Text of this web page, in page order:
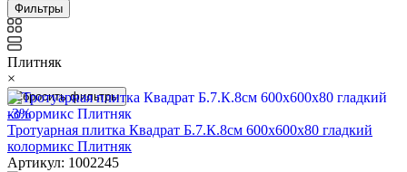
Фильтры
Плитняк
×
Сбросить фильтры
-3%
Тротуарная плитка Квадрат Б.7.К.8см 600х600х80 гладкий
колормикс Плитняк
Артикул: 1002245